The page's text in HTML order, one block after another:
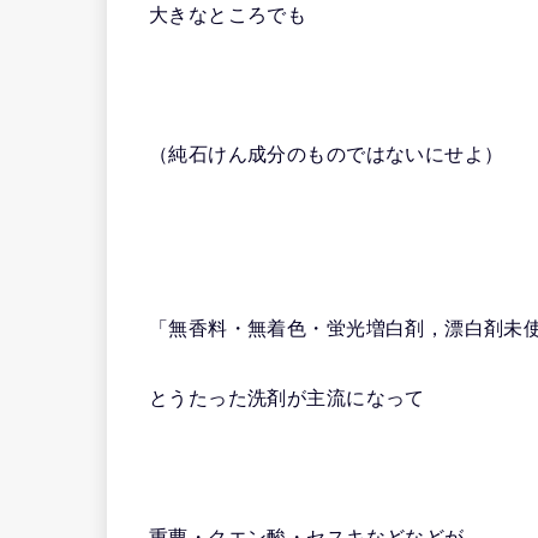
大きなところでも
（純石けん成分のものではないにせよ）
「無香料・無着色・蛍光増白剤，漂白剤
とうたった洗剤が主流になって